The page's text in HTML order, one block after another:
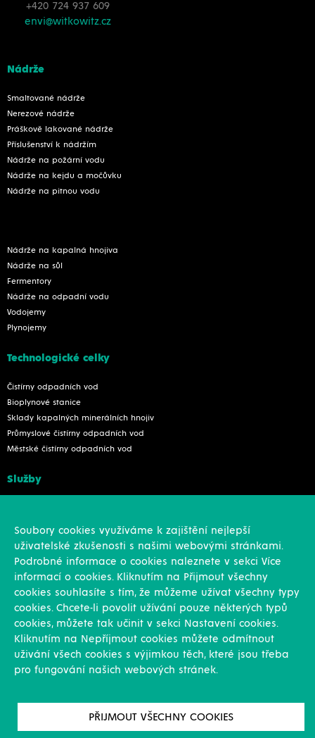
+420 724 937 609
envi@witkowitz.cz
Nádrže
Smaltované nádrže
Nerezové nádrže
Práškově lakované nádrže
Příslušenství k nádržím
Nádrže na požární vodu
Nádrže na kejdu a močůvku
Nádrže na pitnou vodu
Nádrže na kapalná hnojiva
Nádrže na sůl
Fermentory
Nádrže na odpadní vodu
Vodojemy
Plynojemy
Technologické celky
Čistírny odpadních vod
Bioplynové stanice
Sklady kapalných minerálních hnojiv
Průmyslové čistírny odpadních vod
Městské čistírny odpadních vod
Služby
Novinky
Reference
Kariéra
Soubory cookies využíváme k zajištění nejlepší
uživatelské zkušenosti s našimi webovými stránkami.
Podrobné informace o cookies naleznete v sekci Více
informací o cookies. Kliknutím na Přijmout všechny
cookies souhlasíte s tím, že můžeme užívat všechny typy
cookies. Chcete-li povolit užívání pouze některých typů
cookies, můžete tak učinit v sekci Nastavení cookies.
Kliknutím na Nepříjmout cookies můžete odmítnout
uživání všech cookies s výjimkou těch, které jsou třeba
pro fungování našich webových stránek.
PŘIJMOUT VŠECHNY COOKIES